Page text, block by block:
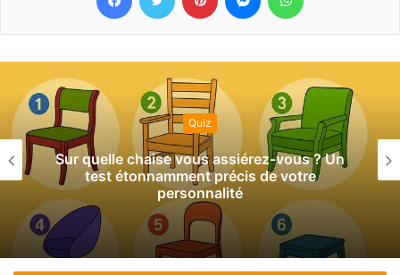
Quiz
Sur quelle chaise vous assiérez-vous ? Un
test étonnamment précis de votre
personnalité